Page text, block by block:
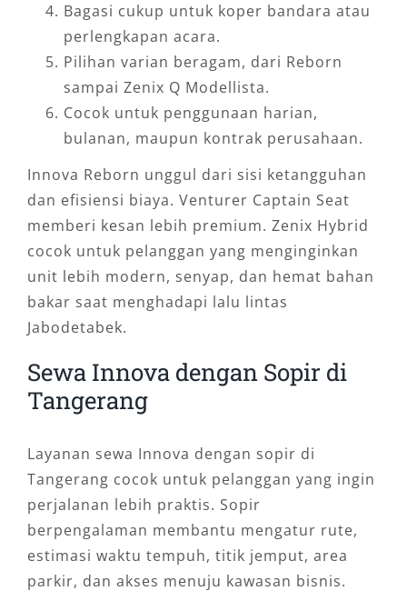
Bagasi cukup untuk koper bandara atau
perlengkapan acara.
Pilihan varian beragam, dari Reborn
sampai Zenix Q Modellista.
Cocok untuk penggunaan harian,
bulanan, maupun kontrak perusahaan.
Innova Reborn unggul dari sisi ketangguhan
dan efisiensi biaya. Venturer Captain Seat
memberi kesan lebih premium. Zenix Hybrid
cocok untuk pelanggan yang menginginkan
unit lebih modern, senyap, dan hemat bahan
bakar saat menghadapi lalu lintas
Jabodetabek.
Sewa Innova dengan Sopir di
Tangerang
Layanan sewa Innova dengan sopir di
Tangerang cocok untuk pelanggan yang ingin
perjalanan lebih praktis. Sopir
berpengalaman membantu mengatur rute,
estimasi waktu tempuh, titik jemput, area
parkir, dan akses menuju kawasan bisnis.